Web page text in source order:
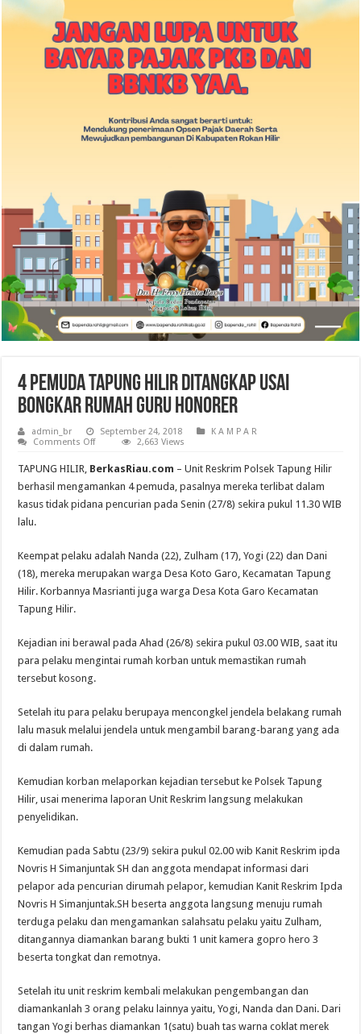
4 Pemuda Tapung Hilir Ditangkap Usai
Bongkar Rumah Guru Honorer
admin_br September 24, 2018
K A M P A R
Comments Offon
Pemuda
Tapung
Hilir
Ditangkap
Usai
2,663 Views
TAPUNG HILIR, BerkasRiau.com – Unit Reskrim Polsek Tapung Hilir
berhasil mengamankan 4 pemuda, pasalnya mereka terlibat dalam
kasus tidak pidana pencurian pada Senin (27/8) sekira pukul 11.30 WIB
lalu.
Keempat pelaku adalah Nanda (22), Zulham (17), Yogi (22) dan Dani
(18), mereka merupakan warga Desa Koto Garo, Kecamatan Tapung
Hilir. Korbannya Masrianti juga warga Desa Kota Garo Kecamatan
Tapung Hilir.
Kejadian ini berawal pada Ahad (26/8) sekira pukul 03.00 WIB, saat itu
para pelaku mengintai rumah korban untuk memastikan rumah
tersebut kosong.
Setelah itu para pelaku berupaya mencongkel jendela belakang rumah
lalu masuk melalui jendela untuk mengambil barang-barang yang ada
di dalam rumah.
Kemudian korban melaporkan kejadian tersebut ke Polsek Tapung
Hilir, usai menerima laporan Unit Reskrim langsung melakukan
penyelidikan.
Kemudian pada Sabtu (23/9) sekira pukul 02.00 wib Kanit Reskrim ipda
Novris H Simanjuntak SH dan anggota mendapat informasi dari
pelapor ada pencurian dirumah pelapor, kemudian Kanit Reskrim Ipda
Novris H Simanjuntak.SH beserta anggota langsung menuju rumah
terduga pelaku dan mengamankan salahsatu pelaku yaitu Zulham,
ditangannya diamankan barang bukti 1 unit kamera gopro hero 3
beserta tongkat dan remotnya.
Setelah itu unit reskrim kembali melakukan pengembangan dan
diamankanlah 3 orang pelaku lainnya yaitu, Yogi, Nanda dan Dani. Dari
tangan Yogi berhas diamankan 1(satu) buah tas warna coklat merek